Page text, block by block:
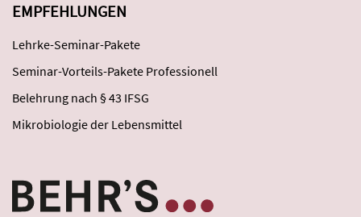
EMPFEHLUNGEN
Lehrke-Seminar-Pakete
Seminar-Vorteils-Pakete Professionell
Belehrung nach § 43 IFSG
Mikrobiologie der Lebensmittel